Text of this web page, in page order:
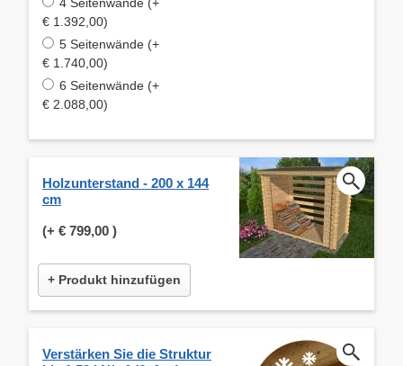
€ 1.392,00)
5 Seitenwände (+
€ 1.740,00)
6 Seitenwände (+
€ 2.088,00)
Holzunterstand - 200 x 144
cm
(+ € 799,00 )
+ Produkt hinzufügen
Verstärken Sie die Struktur